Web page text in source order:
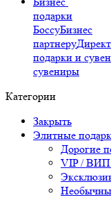
подарки
БоссуБизнес
партнеру
подарки и
сувениры
Категории
Закрыть
Элитные
Дорогие
VIP / ВИП